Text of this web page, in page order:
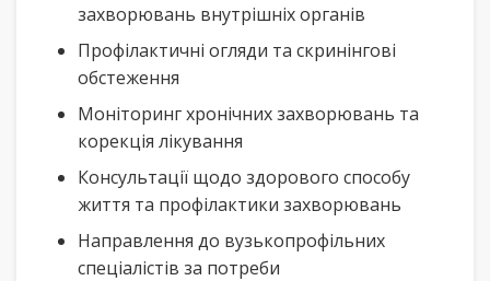
захворювань внутрішніх органів
Профілактичні огляди та скринінгові
обстеження
Моніторинг хронічних захворювань та
корекція лікування
Консультації щодо здорового способу
життя та профілактики захворювань
Направлення до вузькопрофільних
спеціалістів за потреби